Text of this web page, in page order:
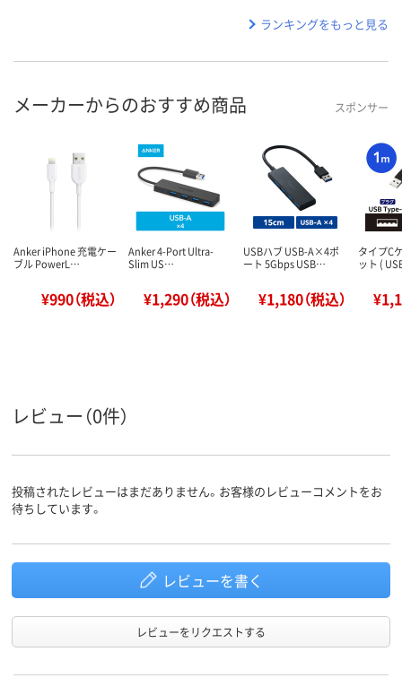
ランキングをもっと見る
メーカーからのおすすめ商品 スポンサー
Anker iPhone 充電ケー
ブル PowerL…
¥990（税込）
Anker 4-Port Ultra-
Slim US…
¥1,290（税込）
USBハブ USB-A×4ポ
ート 5Gbps USB…
¥1,180（税込）
タイプC
ット (
レビュー（0件）
投稿されたレビューはまだありません。お客様のレビューコメントをお
待ちしています。
レビューを書く
レビューをリクエストする